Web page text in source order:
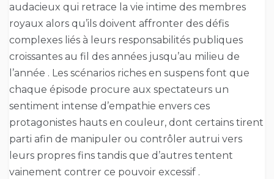
audacieux qui retrace la vie intime des membres
royaux alors qu’ils doivent affronter des défis
complexes liés à leurs responsabilités publiques
croissantes au fil des années jusqu’au milieu de
l’année . Les scénarios riches en suspens font que
chaque épisode procure aux spectateurs un
sentiment intense d’empathie envers ces
protagonistes hauts en couleur, dont certains tirent
parti afin de manipuler ou contrôler autrui vers
leurs propres fins tandis que d’autres tentent
vainement contrer ce pouvoir excessif .